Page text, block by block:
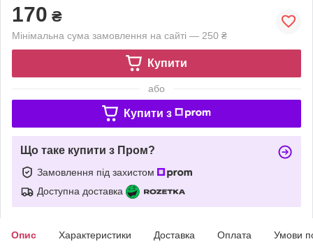
170 ₴
Мінімальна сума замовлення на сайті — 250 ₴
Купити
або
Купити з
Що таке купити з Пром?
Замовлення під захистом
Доступна доставка
Опис Характеристики Доставка Оплата Умови